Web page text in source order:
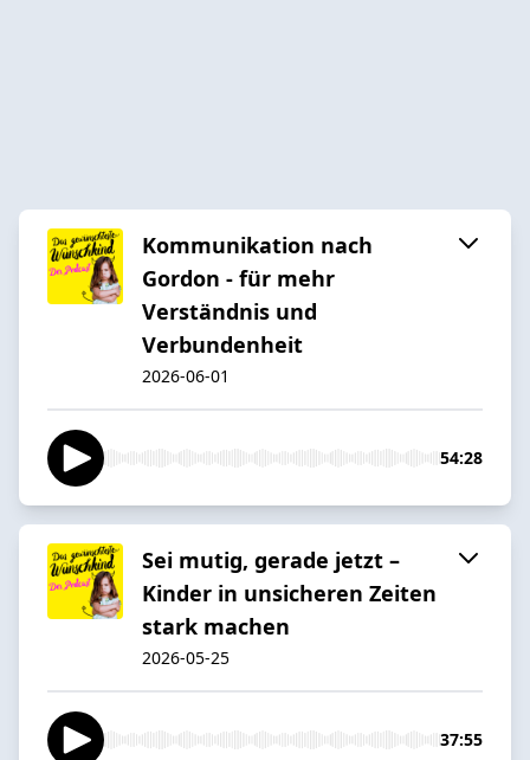
Kommunikation nach
Gordon - für mehr
Verständnis und
Verbundenheit
2026-06-01
54:28
Sei mutig, gerade jetzt –
Kinder in unsicheren Zeiten
stark machen
2026-05-25
37:55